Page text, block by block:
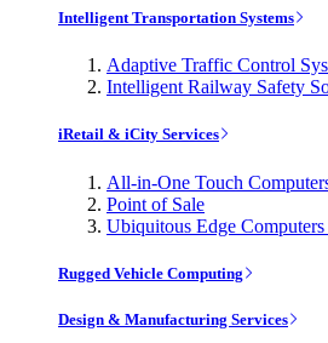
Intelligent Transportation Systems
Adaptive Traffic Control
Intelligent Railway Safety
iRetail & iCity Services
All-in-One Touch
Point of Sale
Ubiquitous Edge Computers
Rugged Vehicle Computing
Design & Manufacturing Services